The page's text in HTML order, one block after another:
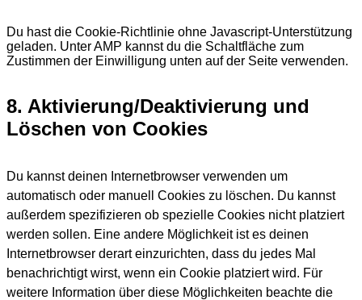
Du hast die Cookie-Richtlinie ohne Javascript-Unterstützung
geladen. Unter AMP kannst du die Schaltfläche zum
Zustimmen der Einwilligung unten auf der Seite verwenden.
8. Aktivierung/Deaktivierung und
Löschen von Cookies
Du kannst deinen Internetbrowser verwenden um
automatisch oder manuell Cookies zu löschen. Du kannst
außerdem spezifizieren ob spezielle Cookies nicht platziert
werden sollen. Eine andere Möglichkeit ist es deinen
Internetbrowser derart einzurichten, dass du jedes Mal
benachrichtigt wirst, wenn ein Cookie platziert wird. Für
weitere Information über diese Möglichkeiten beachte die